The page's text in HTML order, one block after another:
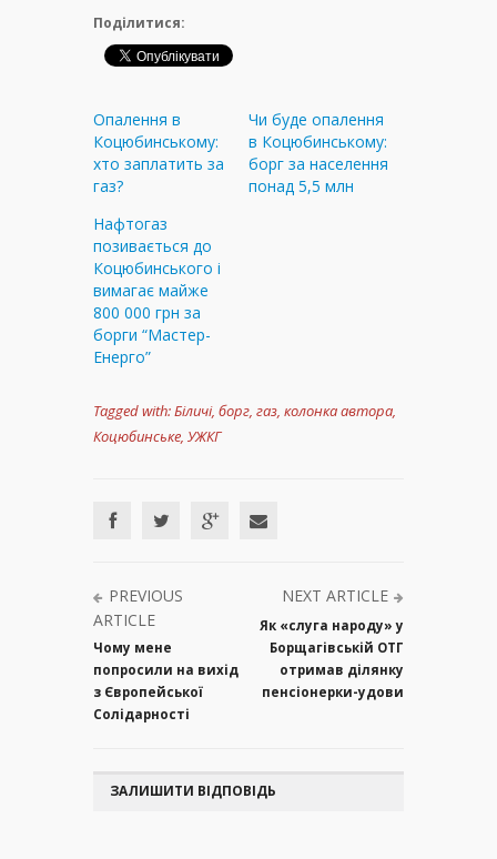
Поділитися:
Опалення в
Коцюбинському:
хто заплатить за
газ?
Чи буде опалення
в Коцюбинському:
борг за населення
понад 5,5 млн
Нафтогаз
позивається до
Коцюбинського і
вимагає майже
800 000 грн за
борги “Мастер-
Енерго”
Tagged with:Біличі, борг газ колонка автора
Коцюбинське УЖКГ
PREVIOUS
ARTICLE
Чому мене
попросили на вихід
з Європейської
Солідарності
NEXT ARTICLE
Як «слуга народу» у
Борщагівській ОТГ
отримав ділянку
пенсіонерки-удови
ЗАЛИШИТИ ВІДПОВІДЬ